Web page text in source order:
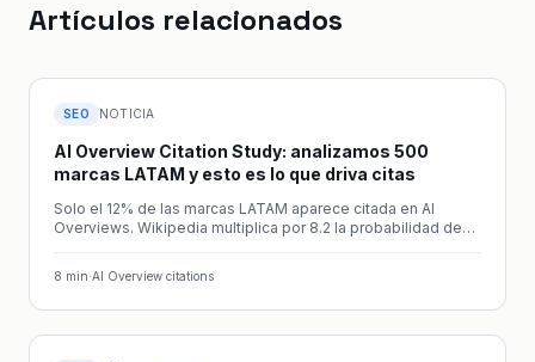
Artículos relacionados
SEO NOTICIA
AI Overview Citation Study: analizamos 500
marcas LATAM y esto es lo que driva citas
Solo el 12% de las marcas LATAM aparece citada en AI
Overviews. Wikipedia multiplica por 8.2 la probabilidad de
8 min·AI Overview citations